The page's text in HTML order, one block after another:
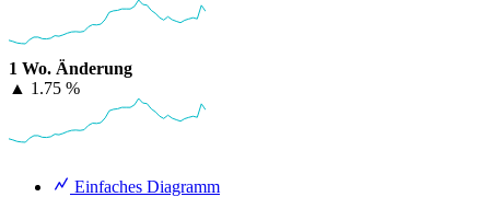
1 Wo. Änderung
▲ 1.75 %
Einfaches Diagramm